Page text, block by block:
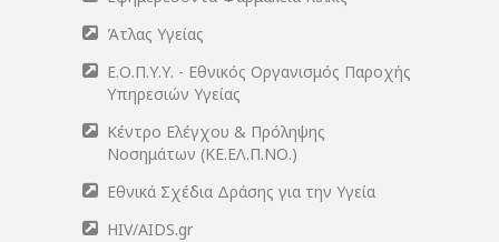
Άτλας Υγείας
Ε.Ο.Π.Υ.Υ. - Εθνικός Οργανισμός Παροχής
Υπηρεσιών Υγείας
Κέντρο Ελέγχου & Πρόληψης
Νοσημάτων (ΚΕ.ΕΛ.Π.ΝΟ.)
Εθνικά Σχέδια Δράσης για την Υγεία
HIV/AIDS.gr